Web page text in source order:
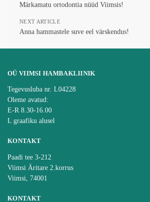
Märkamatu ortodontia nüüd Viimsis!
NEXT ARTICLE
Anna hammastele suve eel värskendus!
OÜ VIIMSI HAMBAKLIINIK
Tegevusluba nr. L04228
Oleme avatud:
E-R 8.30-16.00
L graafiku alusel
KONTAKT
Paadi tee 3-212
Viimsi Äritare 2.korrus
Viimsi, 74001
KONTAKT